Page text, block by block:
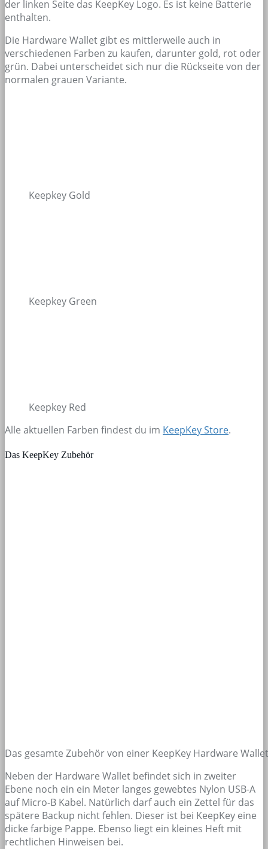
der linken Seite das KeepKey Logo. Es ist keine Batterie
enthalten.
Die Hardware Wallet gibt es mittlerweile auch in
verschiedenen Farben zu kaufen, darunter gold, rot oder
grün. Dabei unterscheidet sich nur die Rückseite von der
normalen grauen Variante.
Keepkey Gold
Keepkey Green
Keepkey Red
Alle aktuellen Farben findest du im KeepKey Store.
Das KeepKey Zubehör
Das gesamte Zubehör von einer KeepKey Hardware Wallet
Neben der Hardware Wallet befindet sich in zweiter
Ebene noch ein ein Meter langes gewebtes Nylon USB-A
aufMicro-B Kabel. Natürlich darf auch ein Zettel für das
spätere Backup nicht fehlen. Dieser ist bei KeepKey eine
dicke farbige Pappe. Ebenso liegt ein kleines Heft mit
rechtlichen Hinweisen bei.